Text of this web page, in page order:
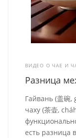
ВИДЕО О ЧАЕ И
Разница
Гайвань (盖
чаху (茶壶,
есть разница